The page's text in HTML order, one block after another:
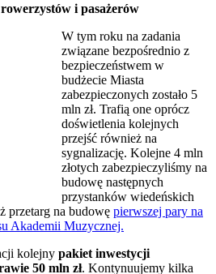
i pasażerów
W tym roku na zadania
związane bezpośrednio z
bezpieczeństwem w
budżecie Miasta
zabezpieczonych zostało 5
mln zł. Trafią one oprócz
doświetlenia kolejnych
przejść również na
sygnalizację. Kolejne 4 mln
złotych zabezpieczyliśmy na
budowę następnych
przystanków wiedeńskich
przetarg na budowę pierwszej pary na
Akademii Muzycznej.
kolejny pakiet inwestycji
50 mln zł. Kontynuujemy kilka